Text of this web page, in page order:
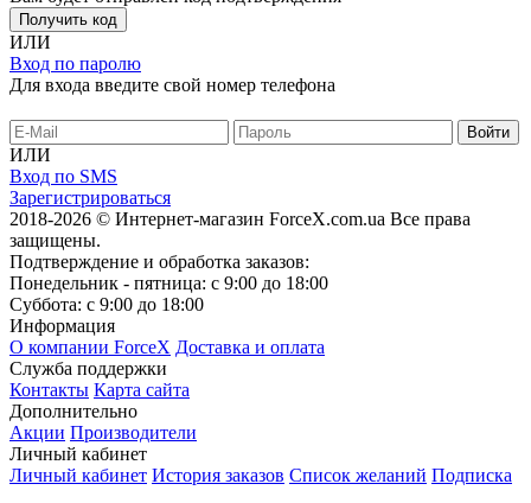
Получить код
ИЛИ
Вход по паролю
Для входа введите свой номер телефона
ИЛИ
Вход по SMS
Зарегистрироваться
2018-2026 © Интернет-магазин ForceX.com.ua Все права
защищены.
Подтверждение и обработка заказов:
Понедельник - пятница: с 9:00 до 18:00
Суббота: с 9:00 до 18:00
Информация
О компании ForceX Доставка и оплата
Служба поддержки
Контакты Карта сайта
Дополнительно
Акции Производители
Личный кабинет
Личный кабинет История заказов Список желаний Подписка